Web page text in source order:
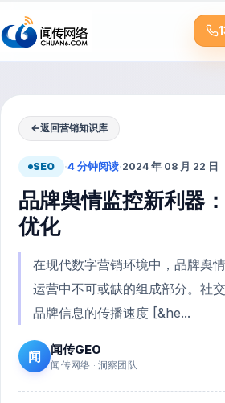
←返回营销知识库
SEO ·4 分钟阅读·2024 年 08 月 22 日
品牌舆情监控新利器
优化
在现代数字营销环境中，品牌舆
运营中不可或缺的组成部分。社
品牌信息的传播速度 [&he...
闻 闻传GEO
闻传网络 · 洞察团队